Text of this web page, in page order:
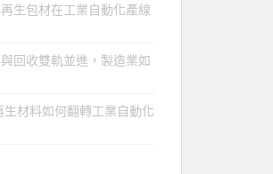
生包材在工業自動化產線
回收雙軌並進，製造業如
材料如何翻轉工業自動化